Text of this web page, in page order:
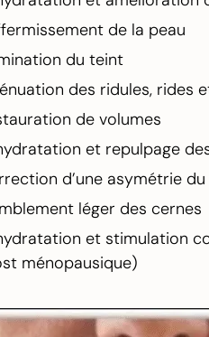
de la peau
du teint
des ridules, rides
de volumes
et repulpage
d’une asymétrie du
léger des cernes
et stimulation
ménopausique)